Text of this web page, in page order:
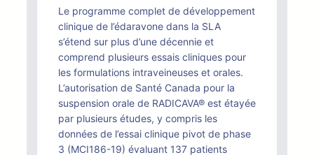
Le programme complet de développement
clinique de l’édaravone dans la SLA
s’étend sur plus d’une décennie et
comprend plusieurs essais cliniques pour
les formulations intraveineuses et orales.
L’autorisation de Santé Canada pour la
suspension orale de RADICAVA® est étayée
par plusieurs études, y compris les
données de l’essai clinique pivot de phase
3 (MCI186-19) évaluant 137 patients